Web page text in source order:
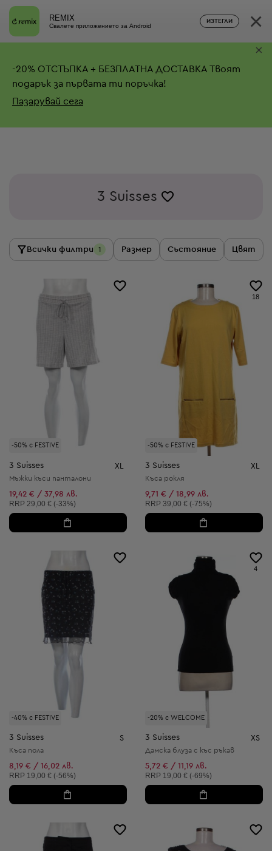
REMIX
Свалете приложението за Android
ИЗТЕГЛИ ×
-20% ОТСТЪПКА + БЕЗПЛАТНА ДОСТАВКА Твоят
подарък за първата ти поръчка!
Пазарувай сега
×
3 Suisses
Всички филтри 1 Размер Състояние Цвят
-50% с FESTIVE
3 Suisses XL
Мъжки къси панталони
19,42 € / 37,98 лв.
Препоръчителна цена:
RRP 29,00 € (-33%)
-50% с FESTIVE
18
3 Suisses XL
Къса рокля
9,71 € / 18,99 лв.
Препоръчителна цена:
RRP 39,00 € (-75%)
-40% с FESTIVE
3 Suisses S
Къса пола
8,19 € / 16,02 лв.
Препоръчителна цена:
RRP 19,00 € (-56%)
-20% с WELCOME
4
3 Suisses XS
Дамска блуза с къс ръкав
5,72 € / 11,19 лв.
Препоръчителна цена:
RRP 19,00 € (-69%)